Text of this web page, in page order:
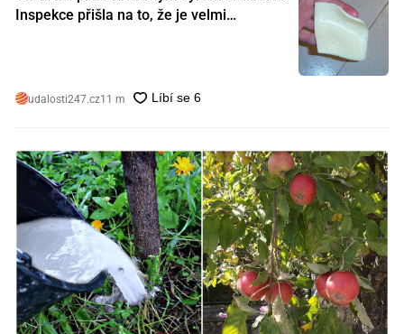
Inspekce přišla na to, že je velmi
udalosti247.cz11 m